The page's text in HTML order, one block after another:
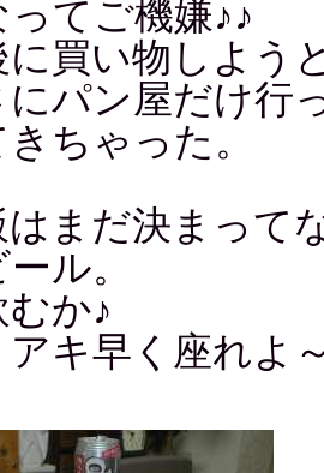
ってご機嫌♪♪
に買い物しよう
にパン屋だけ
ちゃった。
はまだ決まって
ル。
むか♪
アキ早く座れよ